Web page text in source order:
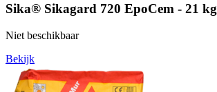
Sika® Sikagard 720 EpoCem - 21 kg
Niet beschikbaar
Bekijk